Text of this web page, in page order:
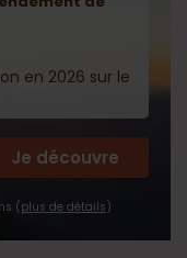
en 2026 sur le
( plus de détails )
Je découvre